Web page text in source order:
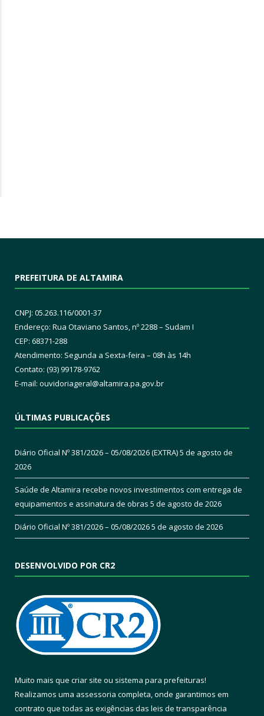
PREFEITURA DE ALTAMIRA
CNPJ: 05.263.116/0001-37
Endereço: Rua Otaviano Santos, nº 2288 – Sudam I
CEP: 68371-288
Atendimento: Segunda a Sexta-feira – 08h às 14h
Contato: (93) 99178-9762
E-mail: ouvidoriageral@altamira.pa.gov.br
ÚLTIMAS PUBLICAÇÕES
Diário Oficial Nº 381/2026 – 05/08/2026 (EXTRA)5 de agosto de
2026
Saúde de Altamira recebe novos investimentos com entrega de
equipamentos e assinatura de obras 5 de agosto de 2026
Diário Oficial Nº 381/2026 – 05/08/20265 de agosto de 2026
DESENVOLVIDO POR CR2
Muito mais que criar site ou sistema para prefeituras!
Realizamos uma assessoria completa, onde garantimos em
contrato que todas as exigências das leis de transparência